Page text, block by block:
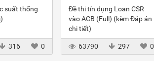
suất thống
316 0
Đề thi tín dụng Loan CSR
vào ACB (Full) (kèm Đáp án
chi tiết)
63790 297 0